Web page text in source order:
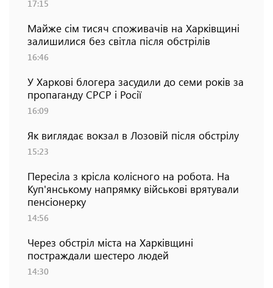
17:15
Майже сім тисяч споживачів на Харківщині
залишилися без світла після обстрілів
16:46
У Харкові блогера засудили до семи років за
пропаганду СРСР і Росії
16:09
Як виглядає вокзал в Лозовій після обстрілу
15:23
Пересіла з крісла колісного на робота. На
Куп'янському напрямку військові врятували
пенсіонерку
14:56
Через обстріл міста на Харківщині
постраждали шестеро людей
14:30